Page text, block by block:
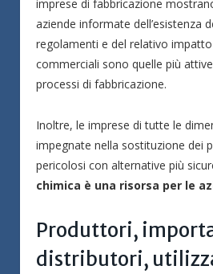
imprese di fabbricazione
aziende informate dell’esistenza
regolamenti e del relativo
commerciali sono quelle più
processi di fabbricazione.
Inoltre, le imprese di tutte le
impegnate nella sostituzione dei
pericolosi con alternative più
chimica è una risorsa per le
Produttori,
distributori,